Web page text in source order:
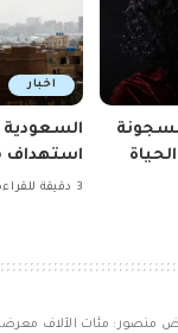
اخبار
استهداف
3 دقيقة للقراءة
منصور: مئات الآلاف